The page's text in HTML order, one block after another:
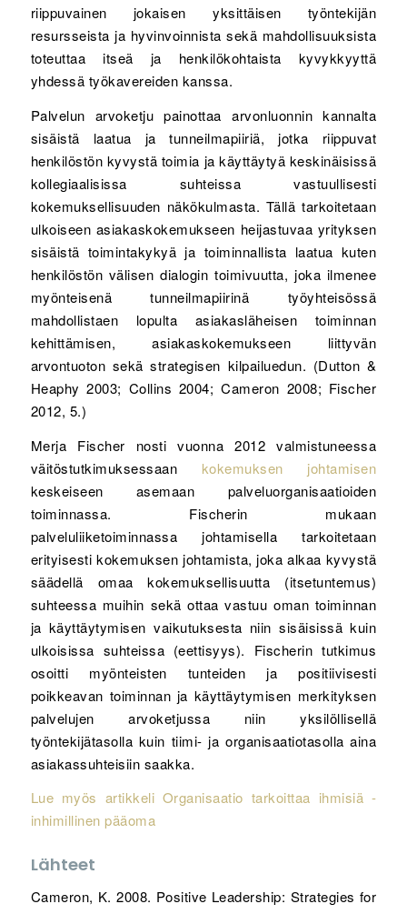
riippuvainen jokaisen yksittäisen työntekijän
resursseista ja hyvinvoinnista sekä mahdollisuuksista
toteuttaa itseä ja henkilökohtaista kyvykkyyttä
yhdessä työkavereiden kanssa.
Palvelun arvoketju painottaa arvonluonnin kannalta
sisäistä laatua ja tunneilmapiiriä, jotka riippuvat
henkilöstön kyvystä toimia ja käyttäytyä keskinäisissä
kollegiaalisissa suhteissa vastuullisesti
kokemuksellisuuden näkökulmasta. Tällä tarkoitetaan
ulkoiseen asiakaskokemukseen heijastuvaa yrityksen
sisäistä toimintakykyä ja toiminnallista laatua kuten
henkilöstön välisen dialogin toimivuutta, joka ilmenee
myönteisenä tunneilmapiirinä työyhteisössä
mahdollistaen lopulta asiakasläheisen toiminnan
kehittämisen, asiakaskokemukseen liittyvän
arvontuoton sekä strategisen kilpailuedun. (Dutton &
Heaphy 2003; Collins 2004; Cameron 2008; Fischer
2012, 5.)
Merja Fischer nosti vuonna 2012 valmistuneessa
väitöstutkimuksessaan kokemuksen johtamisen
keskeiseen asemaan palveluorganisaatioiden
toiminnassa. Fischerin mukaan
palveluliiketoiminnassa johtamisella tarkoitetaan
erityisesti kokemuksen johtamista, joka alkaa kyvystä
säädellä omaa kokemuksellisuutta (itsetuntemus)
suhteessa muihin sekä ottaa vastuu oman toiminnan
ja käyttäytymisen vaikutuksesta niin sisäisissä kuin
ulkoisissa suhteissa (eettisyys). Fischerin tutkimus
osoitti myönteisten tunteiden ja positiivisesti
poikkeavan toiminnan ja käyttäytymisen merkityksen
palvelujen arvoketjussa niin yksilöllisellä
työntekijätasolla kuin tiimi- ja organisaatiotasolla aina
asiakassuhteisiin saakka.
Lue myös artikkeli Organisaatio tarkoittaa ihmisiä -
inhimillinen pääoma
Lähteet
Cameron, K. 2008. Positive Leadership: Strategies for